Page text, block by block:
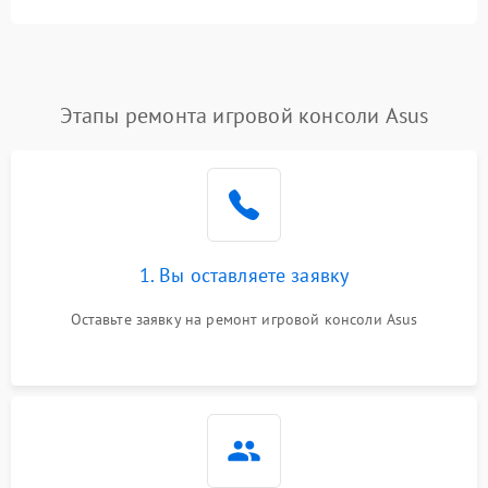
Этапы ремонта игровой консоли Asus
1. Вы оставляете заявку
Оставьте заявку на ремонт игровой консоли Asus